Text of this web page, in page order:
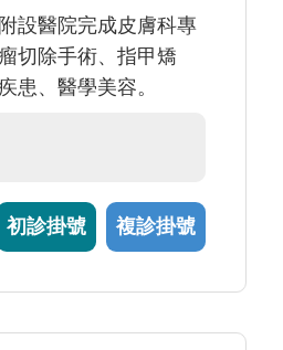
設醫院完成皮膚科專
切除手術、指甲矯
患、醫學美容。
初診掛號 複診掛號